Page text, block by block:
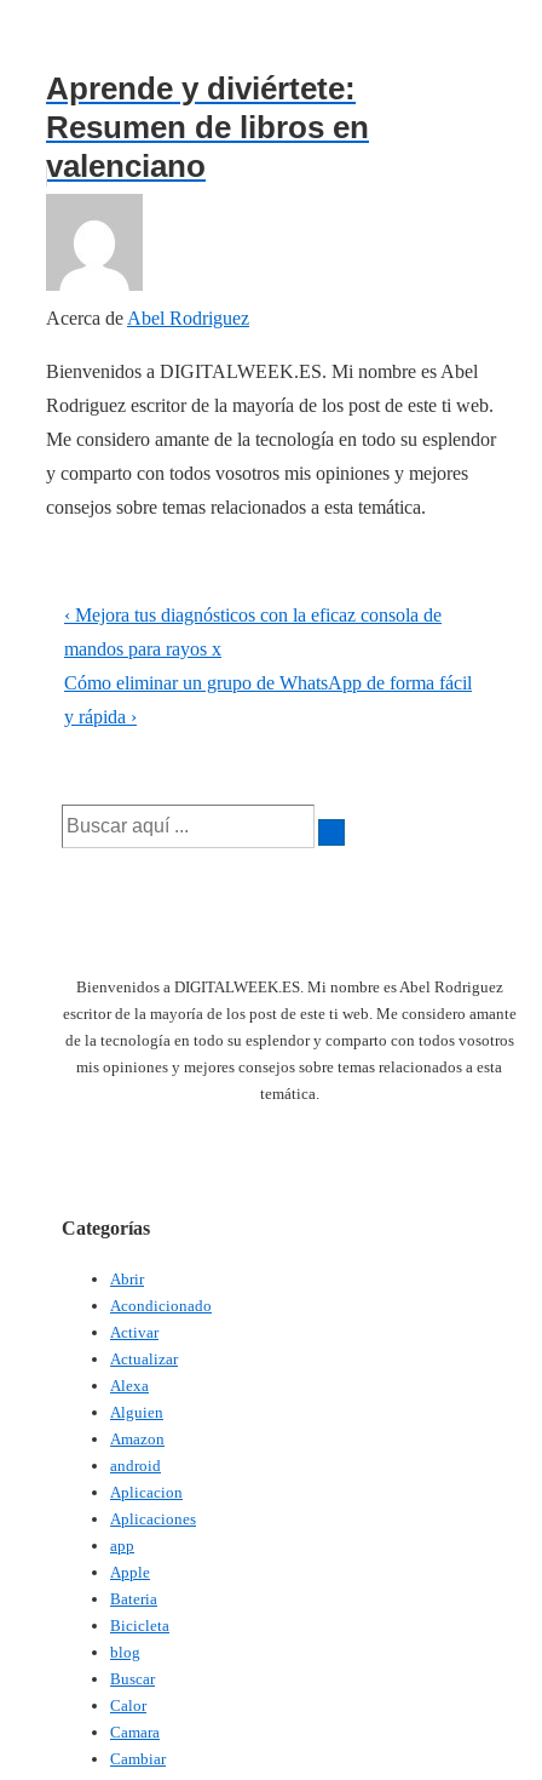
Aprende y diviértete:
Resumen de libros en
valenciano
Acerca de Abel Rodriguez
Bienvenidos a DIGITALWEEK.ES. Mi nombre es Abel
Rodriguez escritor de la mayoría de los post de este ti web.
Me considero amante de la tecnología en todo su esplendor
y comparto con todos vosotros mis opiniones y mejores
consejos sobre temas relacionados a esta temática.
Navegación
de
entradas
La
entrada
anterior
es
‹ Mejora tus diagnósticos con la eficaz consola de
mandos para rayos x
La
entrada
Cómo eliminar un grupo de WhatsApp de forma fácil
y rápida ›
Buscar
Bienvenidos a DIGITALWEEK.ES. Mi nombre es Abel Rodriguez
escritor de la mayoría de los post de este ti web. Me considero amante
de la tecnología en todo su esplendor y comparto con todos vosotros
mis opiniones y mejores consejos sobre temas relacionados a esta
temática.
Categorías
Abrir
Acondicionado
Activar
Actualizar
Alexa
Alguien
Amazon
android
Aplicacion
Aplicaciones
app
Apple
Bateria
Bicicleta
blog
Buscar
Calor
Camara
Cambiar